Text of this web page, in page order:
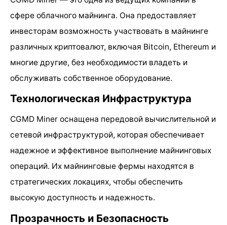
сфере облачного майнинга. Она предоставляет
инвесторам возможность участвовать в майнинге
различных криптовалют, включая Bitcoin, Ethereum и
многие другие, без необходимости владеть и
обслуживать собственное оборудование.
Технологическая Инфраструктура
CGMD Miner оснащена передовой вычислительной и
сетевой инфраструктурой, которая обеспечивает
надежное и эффективное выполнение майнинговых
операций. Их майнинговые фермы находятся в
стратегических локациях, чтобы обеспечить
высокую доступность и надежность.
Прозрачность и Безопасность